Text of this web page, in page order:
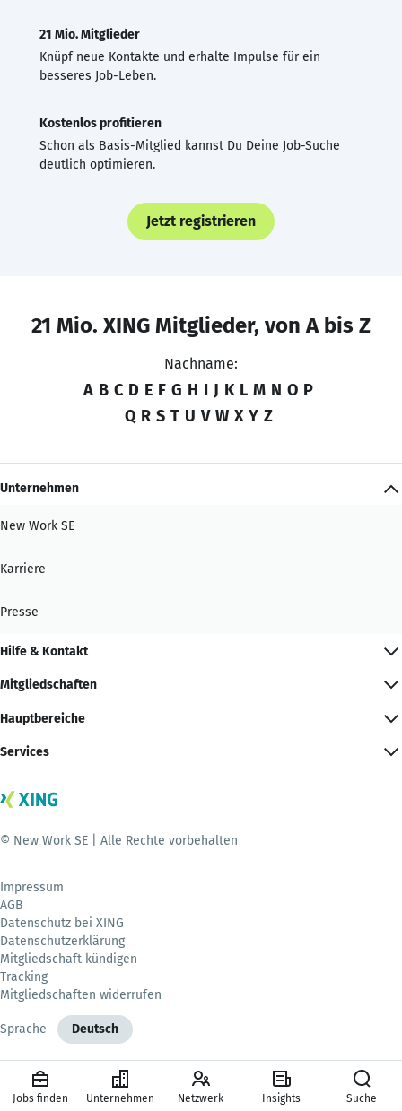
21 Mio. Mitglieder
Knüpf neue Kontakte und erhalte Impulse für ein
besseres Job-Leben.
Kostenlos profitieren
Schon als Basis-Mitglied kannst Du Deine Job-Suche
deutlich optimieren.
Jetzt registrieren
21 Mio. XING Mitglieder, von A bis Z
Nachname:
A B C D E F G H I J K L M N O P
Q R S T U V W X Y Z
Unternehmen
New Work SE
Karriere
Presse
Hilfe & Kontakt
Mitgliedschaften
Hauptbereiche
Services
© New Work SE | Alle Rechte vorbehalten
Impressum
AGB
Datenschutz bei XING
Datenschutzerklärung
Mitgliedschaft kündigen
Tracking
Mitgliedschaften widerrufen
Sprache Deutsch
Jobs finden Unternehmen Netzwerk Insights Suche